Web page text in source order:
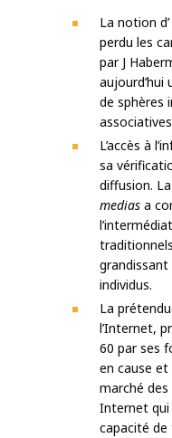
La notion
perdu les
par J
de sphères
L’accès à
sa
diffusion.
medias a
individus.
La
l’Internet,
60 par ses
en cause et
marché des
Internet
capacité